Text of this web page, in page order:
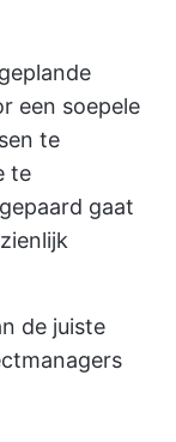
een soepele
te
te
gaat
de juiste